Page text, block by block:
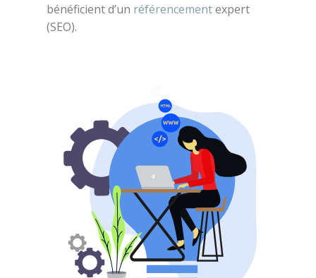
bénéficient d’un référencementexpert
(SEO).